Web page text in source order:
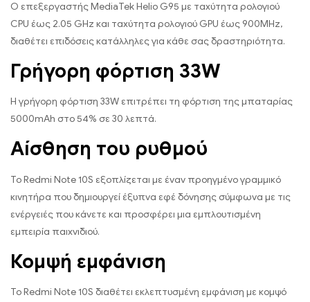
Ο επεξεργαστής MediaTek Helio G95 με ταχύτητα ρολογιού
CPU έως 2.05 GHz και ταχύτητα ρολογιού GPU έως 900MHz,
διαθέτει επιδόσεις κατάλληλες για κάθε σας δραστηριότητα.
Γρήγορη φόρτιση 33W
Η γρήγορη φόρτιση 33W επιτρέπει τη φόρτιση της μπαταρίας
5000mAh στο 54% σε 30 λεπτά.
Αίσθηση του ρυθμού
Το Redmi Note 10S εξοπλίζεται με έναν προηγμένο γραμμικό
κινητήρα που δημιουργεί έξυπνα εφέ δόνησης σύμφωνα με τις
ενέργειές που κάνετε και προσφέρει μια εμπλουτισμένη
εμπειρία παιχνιδιού.
Κομψή εμφάνιση
Το Redmi Note 10S διαθέτει εκλεπτυσμένη εμφάνιση με κομψό